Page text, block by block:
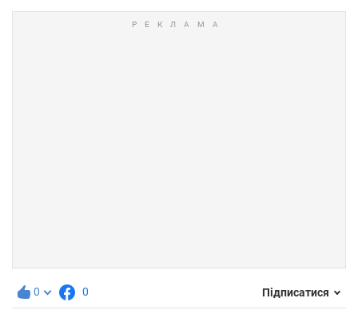
0 0 Підписатися